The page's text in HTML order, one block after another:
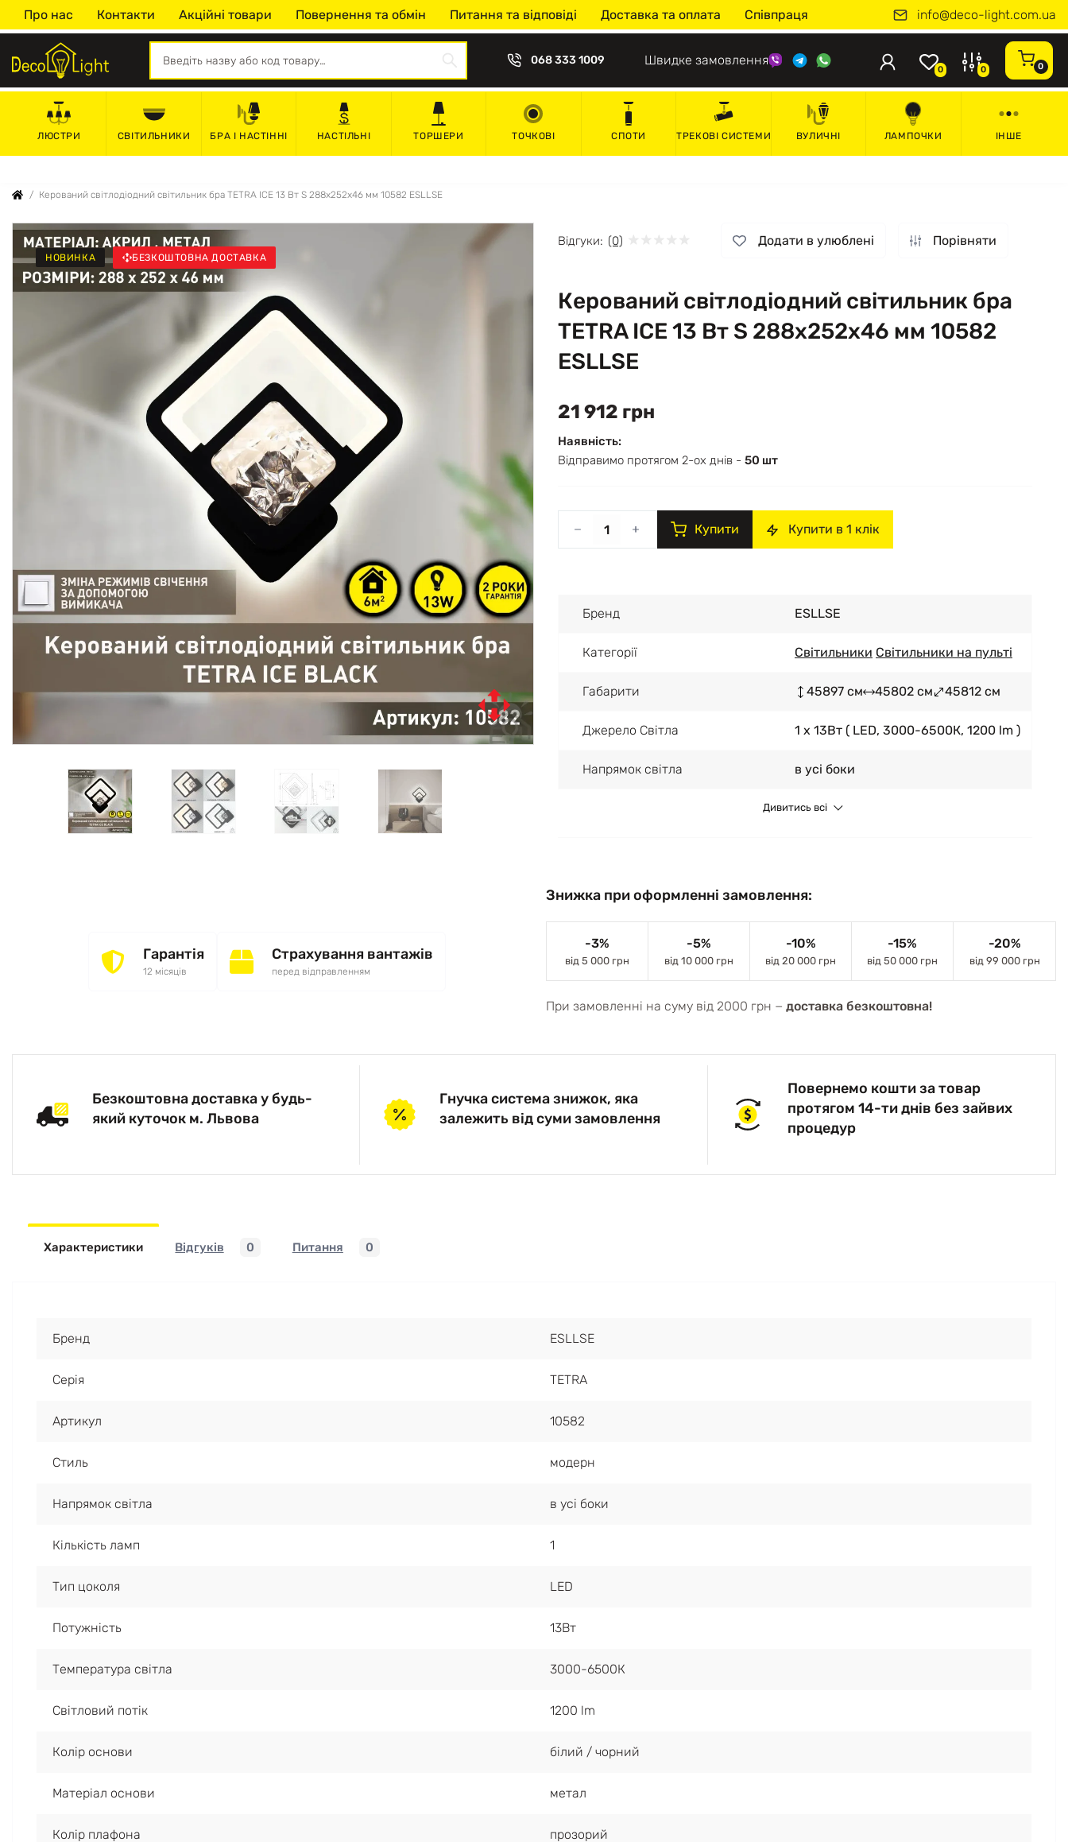
Про нас Контакти Акційні товари Повернення та обмін Питання та відповіді Доставка та оплата Співпраця info@deco-light.com.ua
068 333 1009 Швидке замовлення
0 0 0
ЛЮСТРИ СВІТИЛЬНИКИ БРА І НАСТІННІ НАСТІЛЬНІ ТОРШЕРИ ТОЧКОВІ СПОТИ ТРЕКОВІ СИСТЕМИ ВУЛИЧНІ ЛАМПОЧКИ ІНШЕ
Керований cвітлодіодний світильник бра TETRA ICE 13 Вт S 288х252х46 мм 10582 ESLLSE
НОВИНКА БЕЗКОШТОВНА ДОСТАВКА
Відгуки: (0) Додати в улюблені Порівняти
Керований cвітлодіодний світильник бра
TETRA ICE 13 Вт S 288х252х46 мм 10582
ESLLSE
21 912 грн
Наявність:
Відправимо протягом 2-ох днів - 50 шт
Купити Купити в 1 клік
Бренд ESLLSE
Категорії Світильники Світильники на пульті
Габарити 45897 см 45802 см 45812 см
Джерело Світла 1 x 13Вт ( LED, 3000-6500К, 1200 lm )
Напрямок світла в усі боки
Дивитись всі
Гарантія
12 місяців
Страхування вантажів
перед відправленням
Знижка при оформленні замовлення:
-3%
від 5 000 грн
-5%
від 10 000 грн
-10%
від 20 000 грн
-15%
від 50 000 грн
-20%
від 99 000 грн
При замовленні на суму від 2000 грн − доставка безкоштовна!
Безкоштовна доставка у будь-
який куточок м. Львова
Гнучка система знижок, яка
залежить від суми замовлення
Повернемо кошти за товар
протягом 14-ти днів без зайвих
процедур
Характеристики Відгуків 0 Питання 0
Бренд ESLLSE
Серія TETRA
Артикул 10582
Стиль модерн
Напрямок світла в усі боки
Кількість ламп 1
Тип цоколя LED
Потужність 13Вт
Температура світла 3000-6500К
Світловий потік 1200 lm
Колір основи білий / чорний
Матеріал основи метал
Колір плафона прозорий